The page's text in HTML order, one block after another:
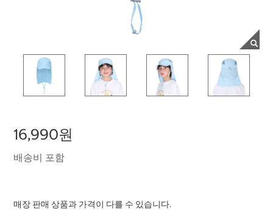
16,990원
배송비 포함
매장 판매 상품과 가격이 다를 수 있습니다.